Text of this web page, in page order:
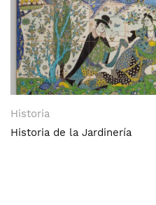
Historia
Historia de la Jardinería